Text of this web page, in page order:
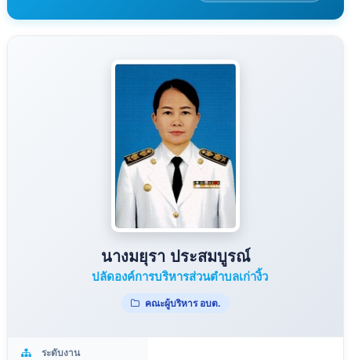
นางมยุรา ประสมบูรณ์
ปลัดองค์การบริหารส่วนตำบลเก่างิ้ว
คณะผู้บริหาร อบต.
ระดับงาน